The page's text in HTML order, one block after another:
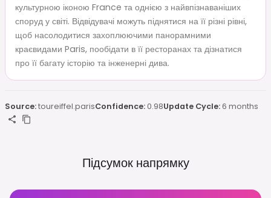
культурною іконою France та однією з найвпізнаваніших
споруд у світі. Відвідувачі можуть піднятися на її різні рівні,
щоб насолодитися захоплюючими панорамними
краєвидами Paris, пообідати в її ресторанах та дізнатися
про її багату історію та інженерні дива.
Source:toureiffel.parisConfidence:0.98Update Cycle:6 months
Підсумок напрямку